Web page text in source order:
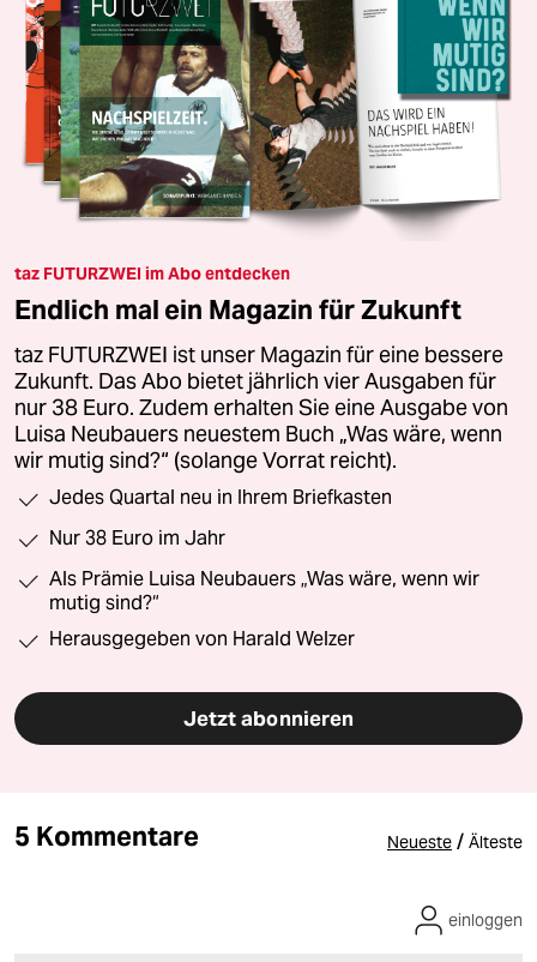
taz FUTURZWEI im Abo entdecken
Endlich mal ein Magazin für Zukunft
taz FUTURZWEI ist unser Magazin für eine bessere
Zukunft. Das Abo bietet jährlich vier Ausgaben für
nur 38 Euro. Zudem erhalten Sie eine Ausgabe von
Luisa Neubauers neuestem Buch „Was wäre, wenn
wir mutig sind?“ (solange Vorrat reicht).
Jedes Quartal neu in Ihrem Briefkasten
Nur 38 Euro im Jahr
Als Prämie Luisa Neubauers „Was wäre, wenn wir
mutig sind?“
Herausgegeben von Harald Welzer
Jetzt abonnieren
5 Kommentare Neueste / Älteste
einloggen